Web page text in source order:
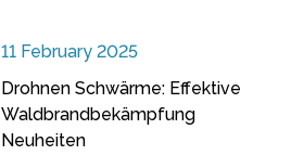
11 February 2025
Drohnen Schwärme: Effektive
Waldbrandbekämpfung
Neuheiten